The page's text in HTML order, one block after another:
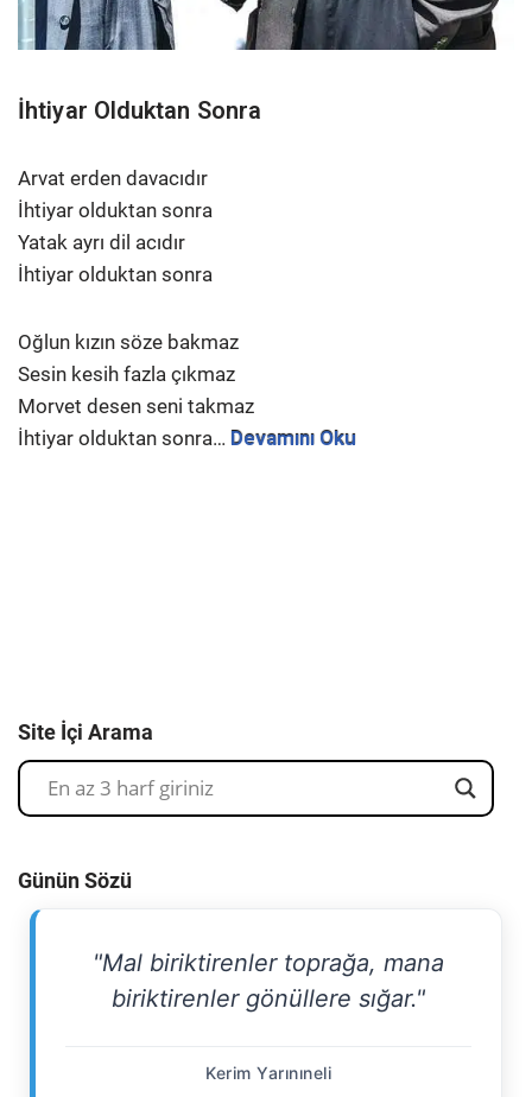
İhtiyar Olduktan Sonra
Arvat erden davacıdır
İhtiyar olduktan sonra
Yatak ayrı dil acıdır
İhtiyar olduktan sonra
Oğlun kızın söze bakmaz
Sesin kesih fazla çıkmaz
Morvet desen seni takmaz
İhtiyar olduktan sonra… Devamını Oku
Site İçi Arama
Günün Sözü
"Mal biriktirenler toprağa, mana
biriktirenler gönüllere sığar."
Kerim Yarınıneli